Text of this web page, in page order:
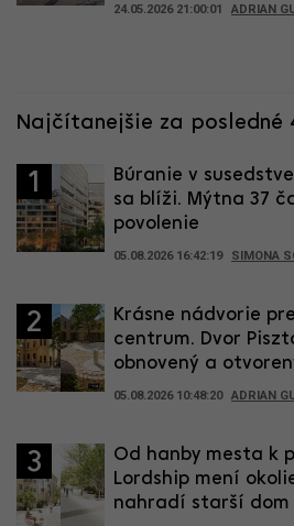
24.05.2026 21:00:01 ADRIAN
Najčítanejšie za posledné
1
Búranie v
sa blíži. Mýtna 37
povolenie
05.08.2026 16:42:19 SIMONA
2
Krásne nádvorie
centrum. Dvor
obnovený a
05.08.2026 10:48:20 ADRIAN
3
Od hanby mesta k
Lordship mení
nahradí starší dom